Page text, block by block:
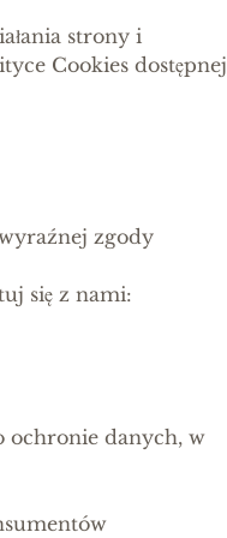
strony i
Cookies dostępnej
zgody
się z nami:
ochronie danych, w